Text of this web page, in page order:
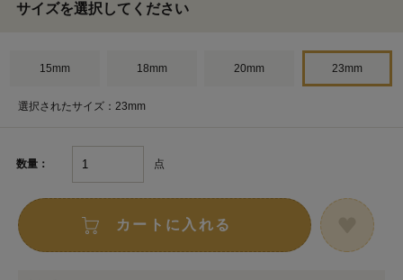
サイズを選択してください
15mm 18mm 20mm 23mm
選択されたサイズ：23mm
数量： 点
カートに入れる